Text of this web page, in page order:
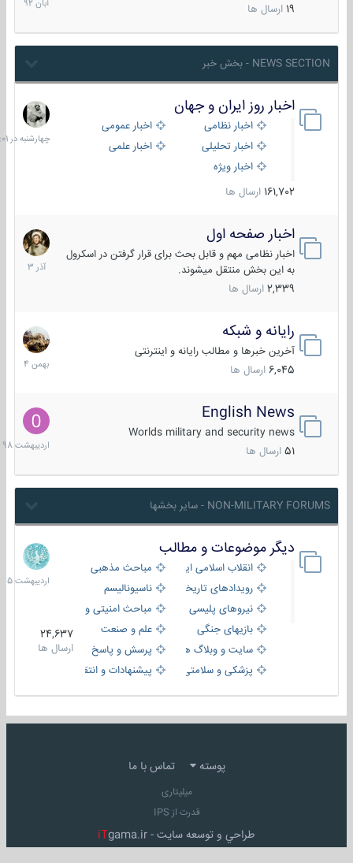
ارسال ها
NEWS SECTION - بخش خبر
اخبار روز ایران و جهان
اخبار نظامی
اخبار عمومی
اخبار تحلیلی
اخبار علمی
اخبار ویژه
161,702 ارسال ها
در
06:01
اخبار صفحه اول
اخبار نظامی مهم و قابل بحث برای قرار گرفتن در اسکرول
به این بخش منتقل میشوند.
2,339 ارسال ها
7
آذر
1403
رایانه و شبکه
آخرین خبرها و مطالب رایانه و اینترنتی
6,045 ارسال ها
30
بهمن
1404
English News
Worlds military and security news
51 ارسال ها
10
1398
NON-MILITARY FORUMS - سایر بخشها
دیگر موضوعات و مطالب
انقلاب اسلامی ایران
مباحث مذهبی
رویدادهای تاریخی و مذهبیناسیونالیسم
نیروهای پلیسی
مباحث امنیتی و اطلاعاتی
بازیهای جنگی
علم و صنعت
سایت و وبلاگ ها
پرسش و پاسخ
پزشکی و سلامتی
پیشنهادات و انتقادات
24,637
ارسال ها
8
1405
پوسته تماس با ما
میلیتاری
قدرت از IPS
طراحي و توسعه سايت - iTgama.ir